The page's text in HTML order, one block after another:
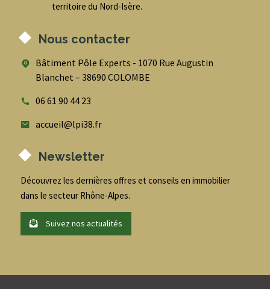
territoire du Nord-Isère.
Nous contacter
Bâtiment Pôle Experts - 1070 Rue Augustin
Blanchet – 38690 COLOMBE
06 61 90 44 23
accueil@lpi38.fr
Newsletter
Découvrez les dernières offres et conseils en immobilier
dans le secteur Rhône-Alpes.
Suivez nos actualités